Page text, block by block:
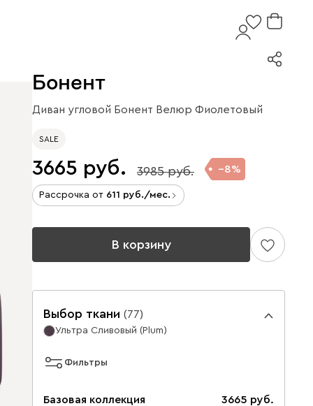
Бонент
Диван угловой Бонент Велюр Фиолетовый
SALE
3665 3985 8
Рассрочка от 611 /мес.
В корзину
Выбор ткани (77)
Ультра Сливовый (Plum)
Фильтры
Базовая коллекция 3665